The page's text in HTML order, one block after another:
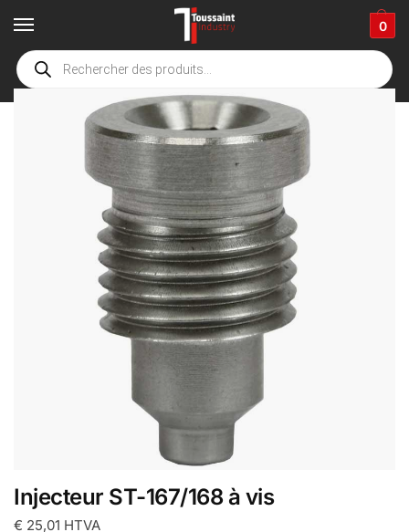
0
Accueil boutique / Accessoires de nettoyage
Injecteur ST-167/168 à vis
€ 25,01 HTVA